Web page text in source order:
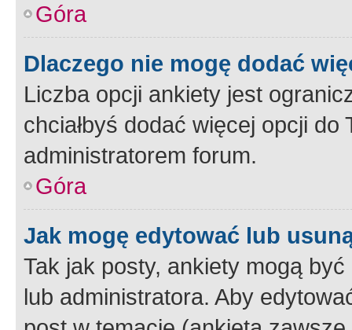
Góra
Dlaczego nie mogę dodać
Liczba opcji ankiety jest
chciałbyś dodać więcej opcji
administratorem forum.
Góra
Jak mogę edytować lub
Tak jak posty, ankiety mogą
lub administratora. Aby